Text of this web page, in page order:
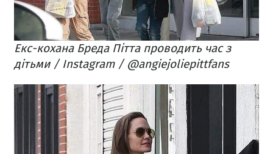
Екс-кохана Бреда Пітта проводить час з
дітьми / Instagram / @angiejoliepittfans